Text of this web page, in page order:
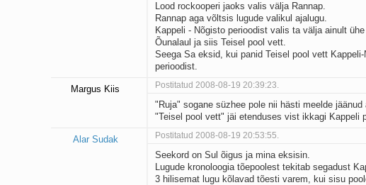
Lood rockooperi jaoks valis välja Rannap.
Rannap aga võltsis lugude valikul ajalugu.
Kappeli - Nõgisto perioodist valis ta välja ainult
Õunalaul ja siis Teisel pool vett.
Seega Sa eksid, kui panid Teisel pool vett
perioodist.
Margus Kiis Postitatud 2008-08-19 20:39:23.
"Ruja" sogane süzhee pole nii hästi meelde
"Teisel pool vett" jäi etenduses vist ikkagi Kappeli
Alar Sudak Postitatud 2008-08-19 20:53:55.
Seekord on Sul õigus ja mina eksisin.
Lugude kronoloogia tõepoolest tekitab segadust
3 hilisemat lugu kõlavad tõesti varem, kui sisu